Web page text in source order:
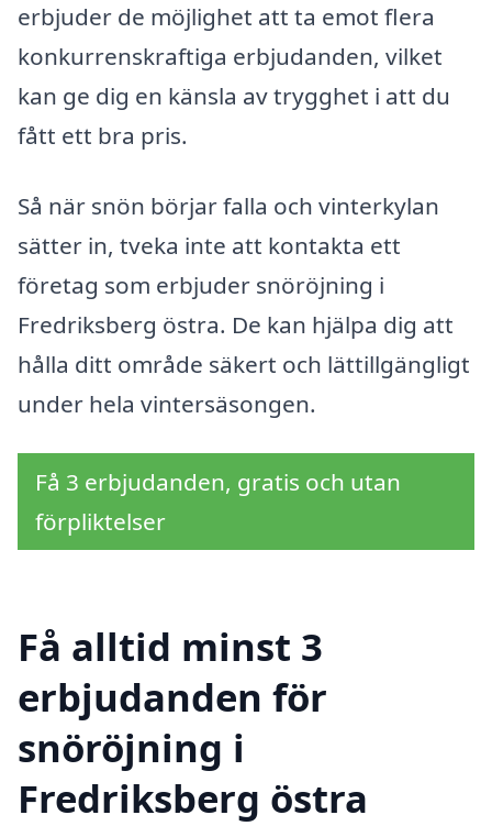
erbjuder de möjlighet att ta emot flera
konkurrenskraftiga erbjudanden, vilket
kan ge dig en känsla av trygghet i att du
fått ett bra pris.
Så när snön börjar falla och vinterkylan
sätter in, tveka inte att kontakta ett
företag som erbjuder snöröjning i
Fredriksberg östra. De kan hjälpa dig att
hålla ditt område säkert och lättillgängligt
under hela vintersäsongen.
Få 3 erbjudanden, gratis och utan
förpliktelser
Få alltid minst 3
erbjudanden för
snöröjning i
Fredriksberg östra